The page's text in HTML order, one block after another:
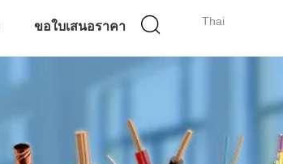
Thai
ขอใบเสนอราคา